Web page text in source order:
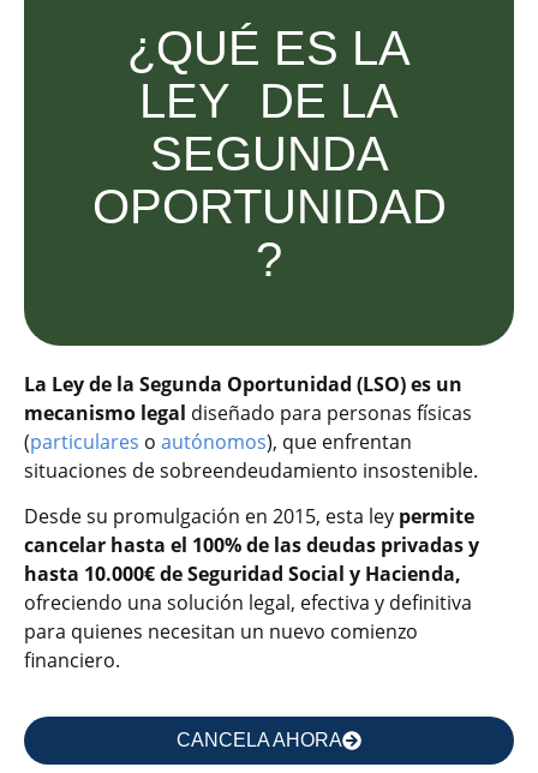
¿QUÉ ES LA
LEY DE LA
SEGUNDA
OPORTUNIDAD
?
La Ley de la Segunda Oportunidad (LSO) es un
mecanismo legal diseñado para personas físicas
(particulares o autónomos), que enfrentan
situaciones de sobreendeudamiento insostenible.
Desde su promulgación en 2015, esta ley permite
cancelar hasta el 100% de las deudas privadas y
hasta 10.000€ de Seguridad Social y Hacienda,
ofreciendo una solución legal, efectiva y definitiva
para quienes necesitan un nuevo comienzo
financiero.
CANCELA AHORA